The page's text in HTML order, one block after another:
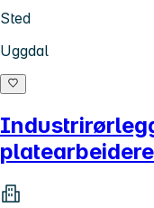
Sted
Uggdal